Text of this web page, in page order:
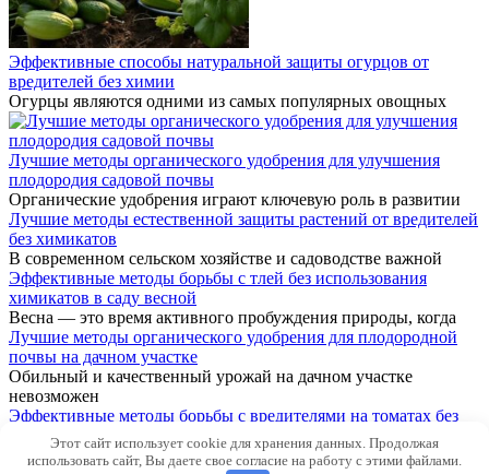
Эффективные способы натуральной защиты огурцов от
вредителей без химии
Огурцы являются одними из самых популярных овощных
Лучшие методы органического удобрения для улучшения
плодородия садовой почвы
Органические удобрения играют ключевую роль в развитии
Лучшие методы естественной защиты растений от вредителей
без химикатов
В современном сельском хозяйстве и садоводстве важной
Эффективные методы борьбы с тлей без использования
химикатов в саду весной
Весна — это время активного пробуждения природы, когда
Лучшие методы органического удобрения для плодородной
почвы на дачном участке
Обильный и качественный урожай на дачном участке
невозможен
Эффективные методы борьбы с вредителями на томатах без
использования химии
Выращивание томатов является популярным занятием среди
Этот сайт использует cookie для хранения данных. Продолжая
использовать сайт, Вы даете свое согласие на работу с этими файлами.